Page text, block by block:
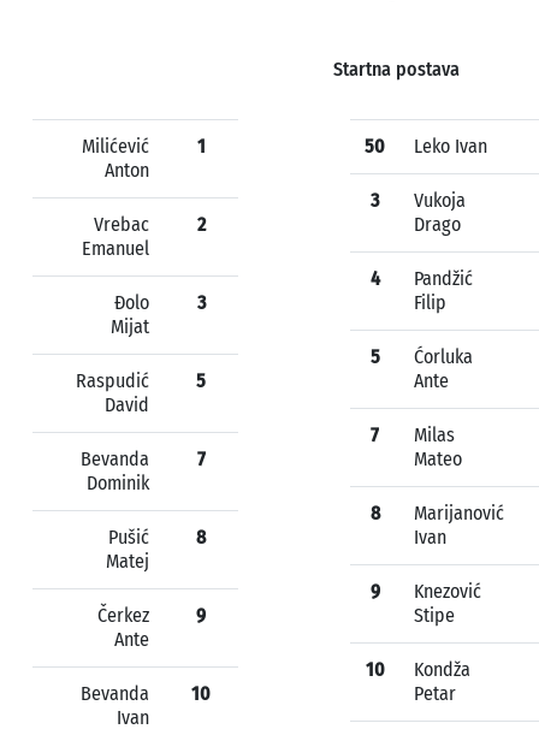
Startna postava
Milićević
Anton
1
Vrebac
Emanuel
2
Đolo
Mijat
3
Raspudić
David
5
Bevanda
Dominik
7
Pušić
Matej
8
Čerkez
Ante
9
Bevanda
Ivan
10
50 Leko Ivan
3
Vukoja
Drago
4
Pandžić
Filip
5
Ćorluka
Ante
7
Milas
Mateo
8
Marijanović
Ivan
9
Knezović
Stipe
10
Kondža
Petar